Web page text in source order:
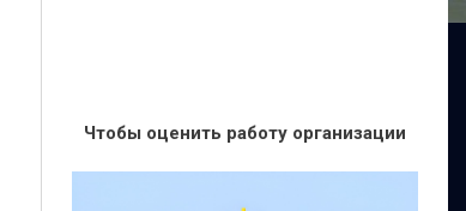
Чтобы оценить работу организации